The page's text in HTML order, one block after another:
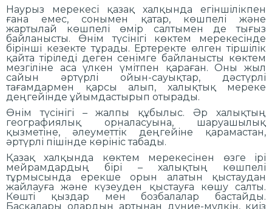
Наурыз мерекесі қазақ халқында егіншілікпен
ғана емес, сонымен қатар, көшпелі және
жартылай көшпелі өмір салтымен де тығыз
байланысты. Өнім түсінігі көктем мерекесінде
бірінші кезекте тұрады. Ертеректе өлген тіршілік
қайта тіріледі деген сенімге байланысты көктем
мезгіліне аса үлкен үмітпен қараған. Оны жыл
сайын әртүрлі ойын-сауықтар, дәстүрлі
тағамдармен қарсы алып, халықтық мереке
деңгейінде ұйымдастырып отырады.
Өнім түсінігі – жалпы құбылыс. Әр халықтың
географиялық орналасуына, шаруашылық
қызметіне, әлеуметтік деңгейіне қарамастан,
әртүрлі пішінде көрініс табады.
Қазақ халқында көктем мерекесінен өзге ірі
мейрамдардың бірі – халықтың көшпелі
тұрмысында ерекше орын алатын қыстаудан
жайлауға және күзеуден қыстауға көшу салты.
Көшті қыздар мен бозбалалар бастайды.
Басқалары олардың артынан дүние-мүлкін, киіз